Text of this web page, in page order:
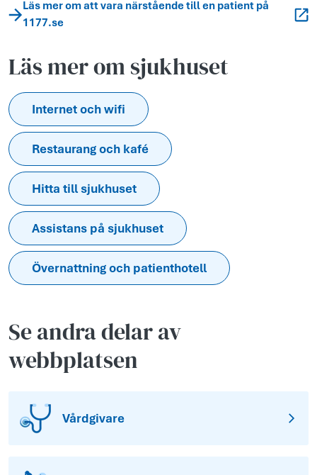
Läs mer om att vara närstående till en patient på
1177.se
Läs mer om sjukhuset
Internet och wifi
Restaurang och kafé
Hitta till sjukhuset
Assistans på sjukhuset
Övernattning och patienthotell
Se andra delar av
webbplatsen
Vårdgivare